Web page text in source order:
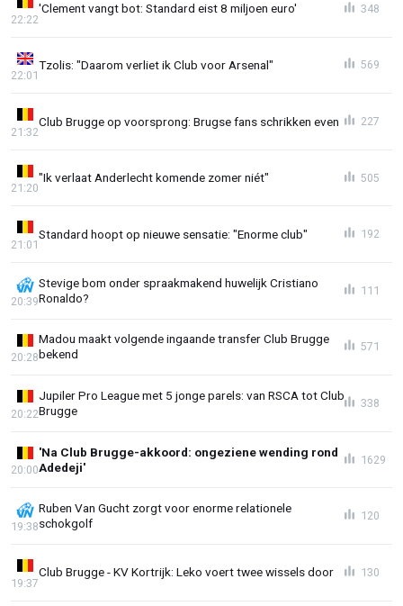
'Clement vangt bot: Standard eist 8 miljoen euro'
22:22
348
Tzolis: "Daarom verliet ik Club voor Arsenal"
22:01
569
Club Brugge op voorsprong: Brugse fans schrikken even
21:32
227
"Ik verlaat Anderlecht komende zomer niét"
21:20
505
Standard hoopt op nieuwe sensatie: "Enorme club"
21:01
192
Stevige bom onder spraakmakend huwelijk Cristiano
Ronaldo?
20:39
111
Madou maakt volgende ingaande transfer Club Brugge
bekend
20:28
571
Jupiler Pro League met 5 jonge parels: van RSCA tot Club
Brugge
20:22
338
'Na Club Brugge-akkoord: ongeziene wending rond
Adedeji'
20:00
1629
Ruben Van Gucht zorgt voor enorme relationele
schokgolf
19:38
120
Club Brugge - KV Kortrijk: Leko voert twee wissels door
19:37
130